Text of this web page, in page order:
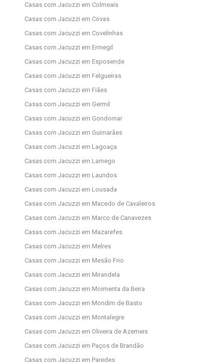
Casas com Jacuzzi em Colmeais
Casas com Jacuzzi em Covas
Casas com Jacuzzi em Covelinhas
Casas com Jacuzzi em Ermegil
Casas com Jacuzzi em Esposende
Casas com Jacuzzi em Felgueiras
Casas com Jacuzzi em Fiães
Casas com Jacuzzi em Germil
Casas com Jacuzzi em Gondomar
Casas com Jacuzzi em Guimarães
Casas com Jacuzzi em Lagoaça
Casas com Jacuzzi em Lamego
Casas com Jacuzzi em Laundos
Casas com Jacuzzi em Lousada
Casas com Jacuzzi em Macedo de Cavaleiros
Casas com Jacuzzi em Marco de Canavezes
Casas com Jacuzzi em Mazarefes
Casas com Jacuzzi em Melres
Casas com Jacuzzi em Mesão Frio
Casas com Jacuzzi em Mirandela
Casas com Jacuzzi em Moimenta da Beira
Casas com Jacuzzi em Mondim de Basto
Casas com Jacuzzi em Montalegre
Casas com Jacuzzi em Oliveira de Azemeis
Casas com Jacuzzi em Paços de Brandão
Casas com Jacuzzi em Paredes